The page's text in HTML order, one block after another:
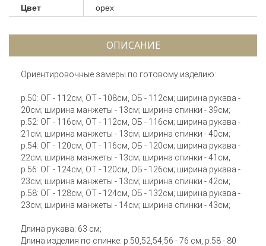
Цвет орех
ОПИСАНИЕ
Ориентировочные замеры по готовому изделию:
р.50: ОГ - 112см, ОТ - 108см, ОБ - 112см; ширина рукава -
20см; ширина манжеты - 13см; ширина спинки - 39см;
р.52: ОГ - 116см, ОТ - 112см, ОБ - 116см; ширина рукава -
21см; ширина манжеты - 13см; ширина спинки - 40см;
р.54: ОГ - 120см, ОТ - 116см, ОБ - 120см; ширина рукава -
22см; ширина манжеты - 13см; ширина спинки - 41см;
р.56: ОГ - 124см, ОТ - 120см, ОБ - 126см; ширина рукава -
23см; ширина манжеты - 13см; ширина спинки - 42см;
р.58: ОГ - 128см, ОТ - 124см, ОБ - 132см; ширина рукава -
23см; ширина манжеты - 14см; ширина спинки - 43см;
Длина рукава: 63 см;
Длина изделия по спинке: р.50,52,54,56 - 76 см, р.58 - 80